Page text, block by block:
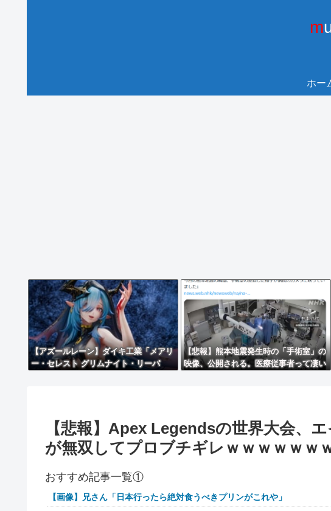
ホー
【アズールレーン】ダイキ工業「メアリ
ー・セレスト グリムナイト・リーパ
【悲報】熊本地震発生時の「手術室」の
映像、公開される。医療従事者って凄い
【悲報】Apex Legendsの世界大会、
が無双してプロブチギレｗｗｗｗｗｗ
おすすめ記事一覧①
【画像】兄さん「日本行ったら絶対食うべきプリンがこれや」